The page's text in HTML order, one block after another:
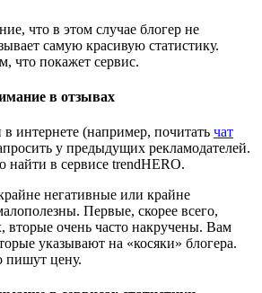
что в этом случае блогер не
самую красивую статистику.
что покажет сервис.
в отзывах
интернете (например, почитать чат
у предыдущих рекламодателей.
найти в сервисе trendHERO.
негативные или крайне
Первые, скорее всего,
вторые очень часто накручены. Вам
указывают на «косяки» блогера.
пишут цену.